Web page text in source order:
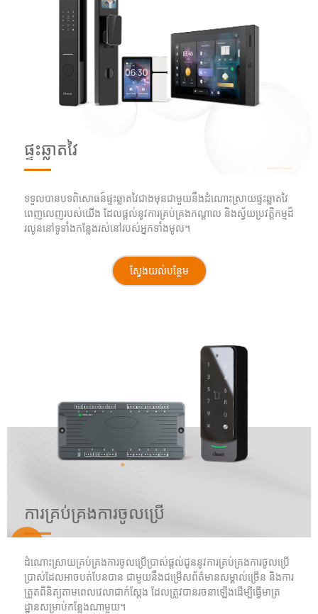
ផ្ទះឆ្លាតវៃ
ទទួលបានបទពិសោធន៍ផ្ទះឆ្លាតវៃជាងមុនជាមួយនឹងដំណោះស្រាយផ្ទះឆ្លាតវៃ
ពេញលេញរបស់យើង ដែលផ្តល់នូវការគ្រប់គ្រងកណ្តាល និងស្វ័យប្រវត្តិកម្មដ៏
រលូននៅទូទាំងកន្លែងរស់នៅរបស់អ្នកទាំងមូល។
ស្វែងយល់បន្ថែម
ការគ្រប់គ្រងការចូលប្រើ
ដំណោះស្រាយ​គ្រប់គ្រង​ការចូល​ប្រើប្រាស់​ផ្តល់ជូន​នូវ​ការគ្រប់គ្រង​ការចូល​ប្រើ
ប្រាស់​ដែលអាចបត់បែនបាន ជាមួយនឹងជម្រើស​ព័ត៌មានសម្គាល់​ច្រើន និងការ
ត្រួតពិនិត្យ​តាមពេលវេលាជាក់ស្តែង ដែលត្រូវបានរចនាឡើង​ដើម្បីធ្វើមាត្រ
ដ្ឋានសម្រាប់​កន្លែងណាមួយ។